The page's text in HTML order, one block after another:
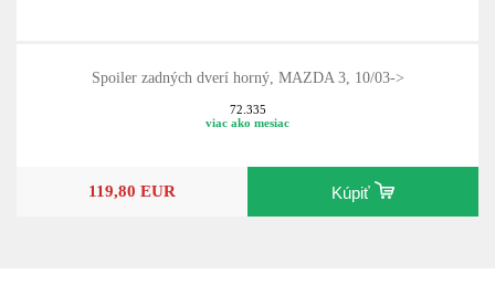
Spoiler zadných dverí horný, MAZDA 3, 10/03->
72.335
viac ako mesiac
119,80 EUR Kúpiť